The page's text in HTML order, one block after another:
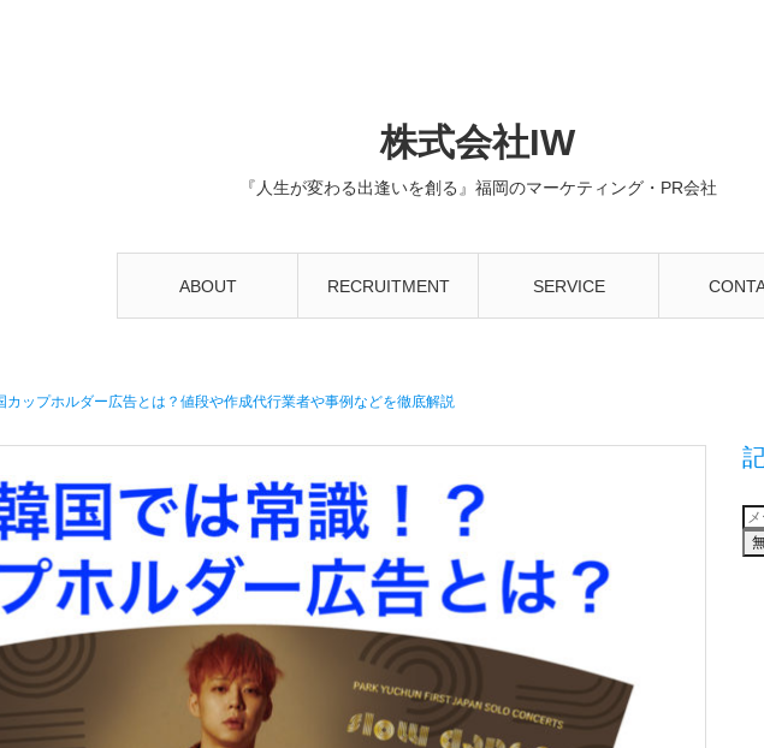
株式会社IW
『人生が変わる出逢いを創る』福岡のマーケティング・PR会社
ABOUT RECRUITMENT SERVICE
カップホルダー広告とは？値段や作成代行業者や事例などを徹底解説